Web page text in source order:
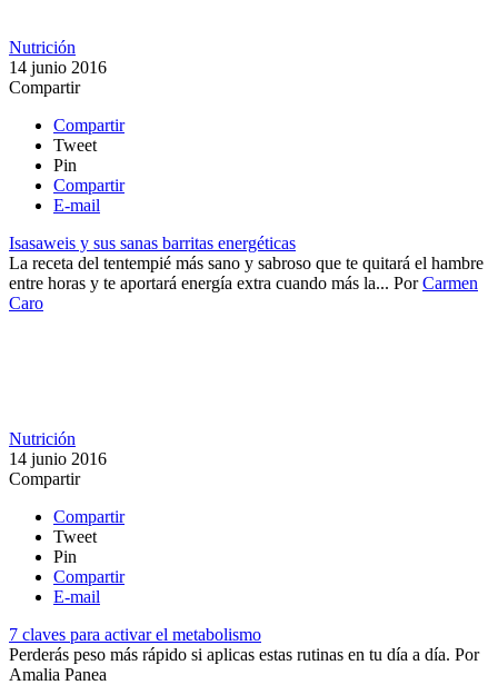
Nutrición
14 junio 2016
Compartir
Compartir
Tweet
Pin
Compartir
E-mail
Isasaweis y sus sanas barritas energéticas
​La receta del tentempié más sano y sabroso que te quitará el hambre
entre horas y te aportará energía extra cuando más la... PorCarmen
Caro
Nutrición
14 junio 2016
Compartir
Compartir
Tweet
Pin
Compartir
E-mail
7 claves para activar el metabolismo
Perderás peso más rápido si aplicas estas rutinas en tu día a día. Por
Amalia Panea